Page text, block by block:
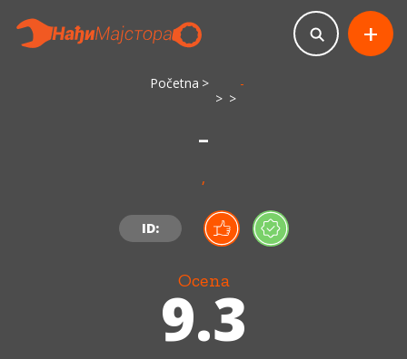
Početna -
-
,
ID:
Ocena
9.3
+